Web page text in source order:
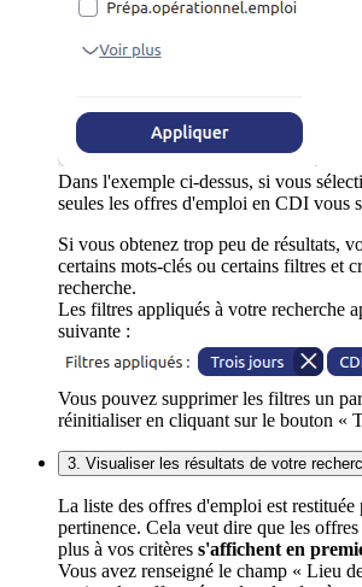
Dans l'exemple ci-dessus, si vous
seules les offres d'emploi en CDI vous
Si vous obtenez trop peu de résultats,
certains mots-clés ou certains filtres et
recherche.
Les filtres appliqués à votre recherche
suivante :
Vous pouvez supprimer les filtres un
réinitialiser en cliquant sur le bouton «
3. Visualiser les résultats de votre
La liste des offres d'emploi est restituée
pertinence. Cela veut dire que les
plus à vos critères s'affichent en
Vous avez renseigné le champ « Lieu